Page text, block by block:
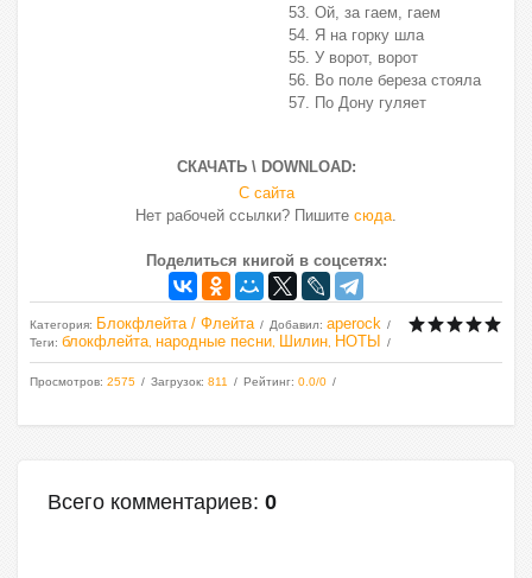
Ой, за гаем, гаем
Я на горку шла
У ворот, ворот
Во поле береза стояла
По Дону гуляет
СКАЧАТЬ \ DOWNLOAD:
С сайта
Нет рабочей ссылки? Пишите сюда.
Поделиться книгой в соцсетях:
Категория: Блокфлейта / Флейта Добавил: aperock
Теги: блокфлейта народные песни Шилин НОТЫ
Просмотров: 2575 Загрузок: 811 Рейтинг: 0.0/0
Всего комментариев: 0